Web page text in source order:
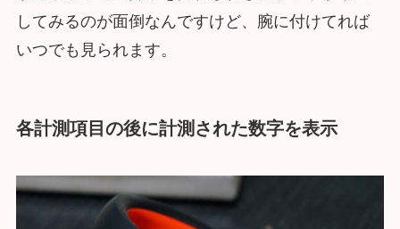
してみるのが面倒なんですけど、腕に付けてれば
いつでも見られます。
各計測項目の後に計測された数字を表示